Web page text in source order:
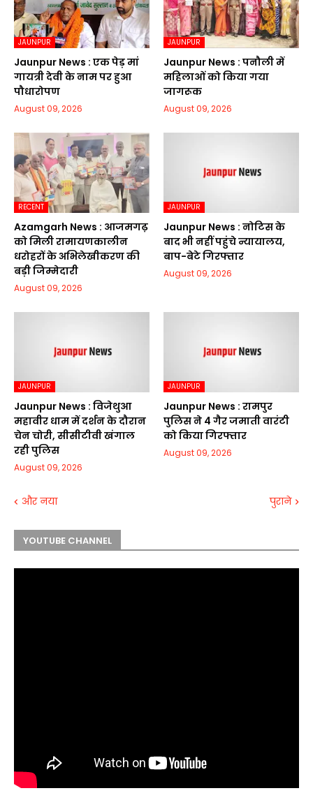
JAUNPUR
Jaunpur News : एक पेड़ मां
गायत्री देवी के नाम पर हुआ
पौधारोपण
August 09, 2026
JAUNPUR
Jaunpur News : पनौली में
महिलाओं को किया गया
जागरूक
August 09, 2026
RECENT
Azamgarh News : आजमगढ़
को मिली रामायणकालीन
धरोहरों के अभिलेखीकरण की
बड़ी जिम्मेदारी
August 09, 2026
JAUNPUR
Jaunpur News : नोटिस के
बाद भी नहीं पहुंचे न्यायालय,
बाप-बेटे गिरफ्तार
August 09, 2026
JAUNPUR
Jaunpur News : विजेथुआ
महावीर धाम में दर्शन के दौरान
चेन चोरी, सीसीटीवी खंगाल
रही पुलिस
August 09, 2026
JAUNPUR
Jaunpur News : रामपुर
पुलिस ने 4 गैर जमाती वारंटी
को किया गिरफ्तार
August 09, 2026
और नया पुराने
YOUTUBE CHANNEL